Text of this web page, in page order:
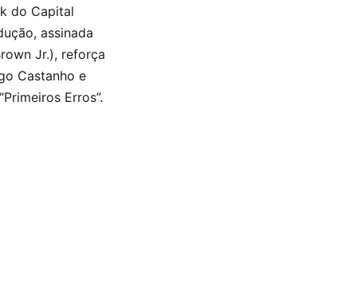
do Capital
assinada
Jr.), reforça
Castanho e
Erros”.